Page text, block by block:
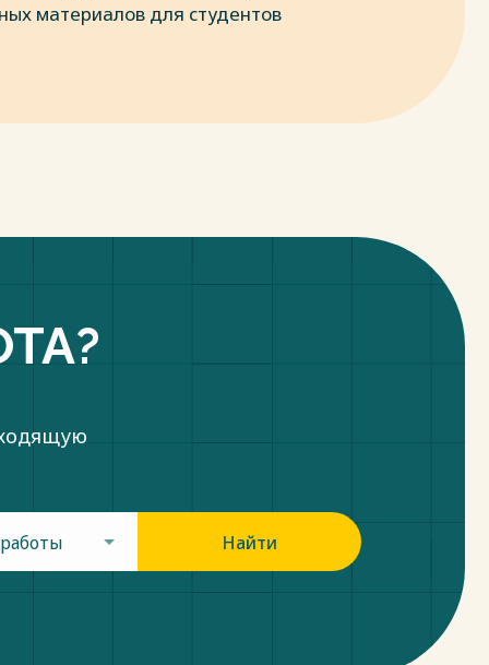
материалов для студентов
Найти